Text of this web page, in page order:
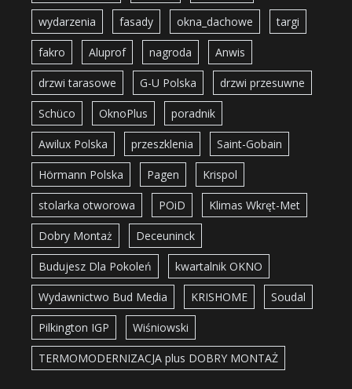
wydarzenia fasady okna_dachowe targi
fakro Aluprof nagroda Anwis
drzwi tarasowe G-U Polska drzwi przesuwne
Schüco OknoPlus poradnik
Awilux Polska przeszklenia Saint-Gobain
Hörmann Polska Pagen Krispol
stolarka otworowa POiD Klimas Wkręt-Met
Dobry Montaż Deceuninck
Budujesz Dla Pokoleń kwartalnik OKNO
Wydawnictwo Bud Media KRISHOME Soudal
Pilkington IGP Wiśniowski
TERMOMODERNIZACJA plus DOBRY MONTAŻ